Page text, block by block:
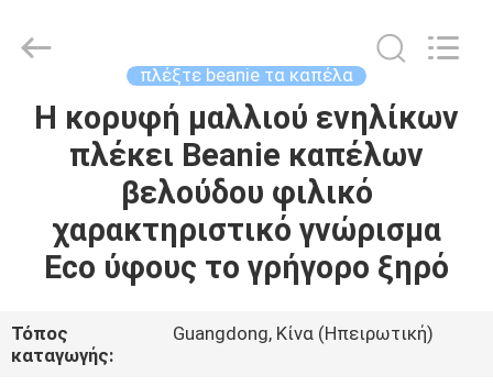
ΣΠΊΤΙ
ΠΡΟΪΌΝΤΑ
ΠΕΡΊΠΟΥ
ΓΎΡΟΣ
Manufacturing
Reserved.
πλέξτε beanie τα καπέλα
Η κορυφή μαλλιού ενηλίκων
πλέκει Beanie καπέλων
βελούδου φιλικό
χαρακτηριστικό γνώρισμα
Eco ύφους το γρήγορο ξηρό
Τόπος
καταγωγής:
Guangdong, Κίνα (Ηπειρωτική)